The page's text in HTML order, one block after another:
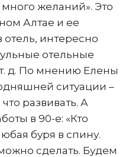
желаний». Это
Алтае и ее
интересно
отельные
д. По мнению Елены
ситуации –
развивать. А
в 90-е: «Кто
буря в спину.
сделать. Будем